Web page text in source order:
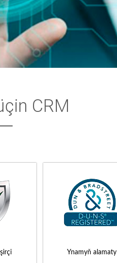
CRM
Ynamyň alamaty